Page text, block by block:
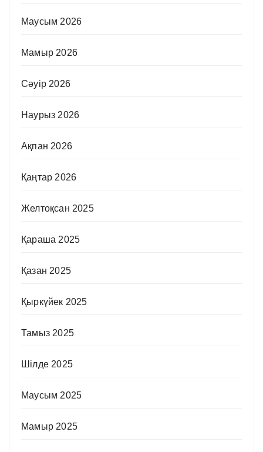
Маусым 2026
Мамыр 2026
Сәуір 2026
Наурыз 2026
Ақпан 2026
Қаңтар 2026
Желтоқсан 2025
Қараша 2025
Қазан 2025
Қыркүйек 2025
Тамыз 2025
Шілде 2025
Маусым 2025
Мамыр 2025